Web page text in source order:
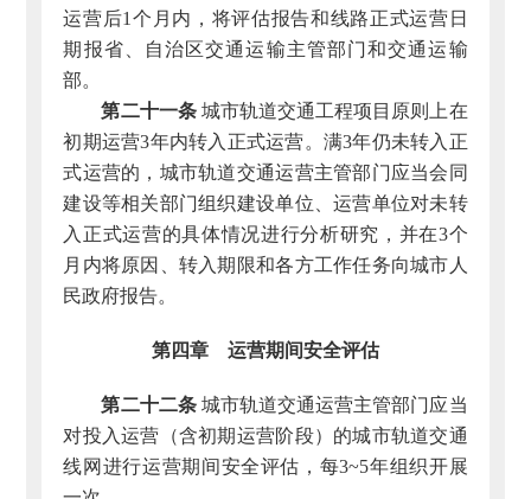
运营后1个月内，将评估报告和线路正式运营日
期报省、自治区交通运输主管部门和交通运输
部。
第二十一条城市轨道交通工程项目原则上在
初期运营3年内转入正式运营。满3年仍未转入正
式运营的，城市轨道交通运营主管部门应当会同
建设等相关部门组织建设单位、运营单位对未转
入正式运营的具体情况进行分析研究，并在3个
月内将原因、转入期限和各方工作任务向城市人
民政府报告。
第四章 运营期间安全评估
第二十二条城市轨道交通运营主管部门应当
对投入运营（含初期运营阶段）的城市轨道交通
线网进行运营期间安全评估，每3~5年组织开展